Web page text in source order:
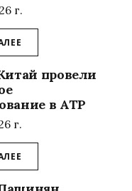
г.
провели
в АТР
г.